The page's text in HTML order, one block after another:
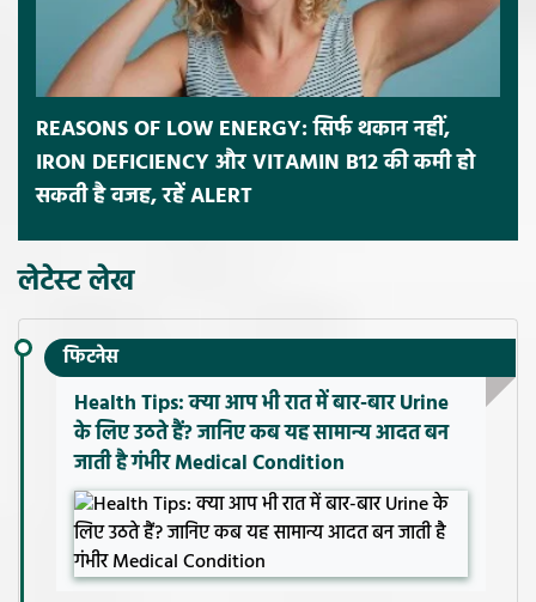
REASONS OF LOW ENERGY: सिर्फ थकान नहीं,
IRON DEFICIENCY और VITAMIN B12 की कमी हो
सकती है वजह, रहें ALERT
लेटेस्ट लेख
फिटनेस
Health Tips: क्या आप भी रात में बार-बार Urine
के लिए उठते हैं? जानिए कब यह सामान्य आदत बन
जाती है गंभीर Medical Condition